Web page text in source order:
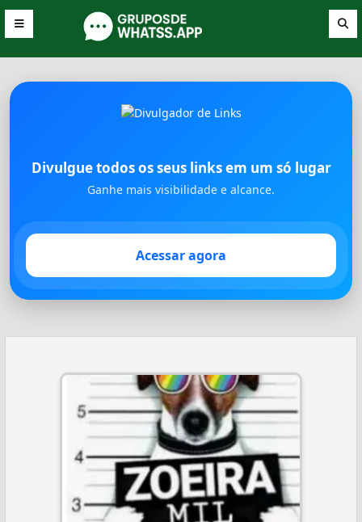
Divulgue todos os seus links em um só lugar
Ganhe mais visibilidade e alcance.
Acessar agora